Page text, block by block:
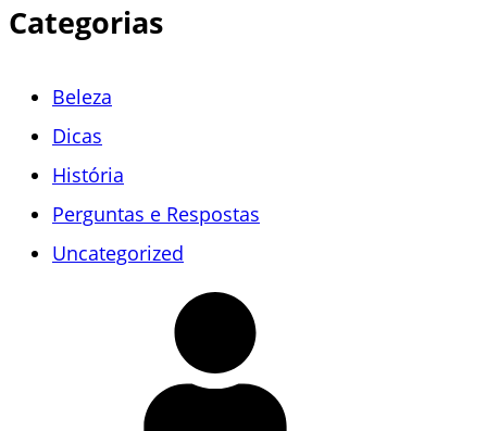
Categorias
Beleza
Dicas
História
Perguntas e Respostas
Uncategorized